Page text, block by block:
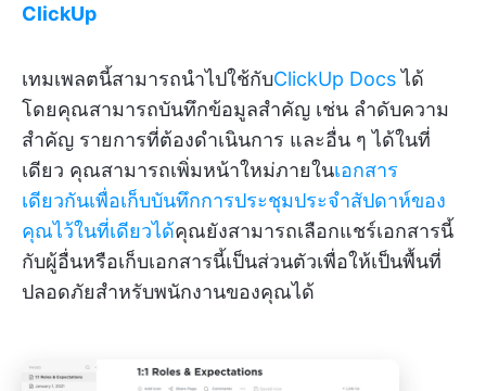
ClickUp
เทมเพลตนี้สามารถนำไปใช้กับClickUp Docsได้
โดยคุณสามารถบันทึกข้อมูลสำคัญ เช่น ลำดับความ
สำคัญ รายการที่ต้องดำเนินการ และอื่น ๆ ได้ในที่
เดียว คุณสามารถเพิ่มหน้าใหม่ภายในเอกสาร
เดียวกันเพื่อเก็บบันทึกการประชุมประจำสัปดาห์ของ
คุณไว้ในที่เดียวได้คุณยังสามารถเลือกแชร์เอกสารนี้
กับผู้อื่นหรือเก็บเอกสารนี้เป็นส่วนตัวเพื่อให้เป็นพื้นที่
ปลอดภัยสำหรับพนักงานของคุณได้